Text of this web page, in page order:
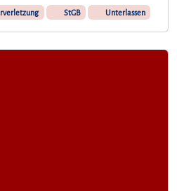
StGB Unterlassen